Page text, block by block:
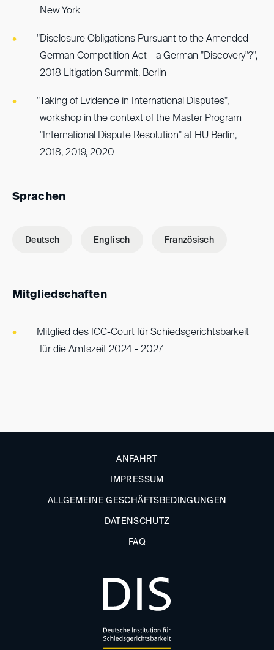
New York
"Disclosure Obligations Pursuant to the Amended
German Competition Act – a German "Discovery"?",
2018 Litigation Summit, Berlin
"Taking of Evidence in International Disputes",
workshop in the context of the Master Program
"International Dispute Resolution" at HU Berlin,
2018, 2019, 2020
Sprachen
Deutsch Englisch Französisch
Mitgliedschaften
Mitglied des ICC-Court für Schiedsgerichtsbarkeit
für die Amtszeit 2024 - 2027
ANFAHRT
IMPRESSUM
ALLGEMEINE GESCHÄFTSBEDINGUNGEN
DATENSCHUTZ
FAQ